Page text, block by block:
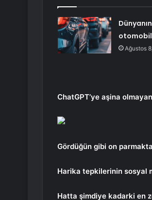
Ağustos
ChatGPT’ye aşina
Gördüğün gibi on
Harika tepkilerinin sosyal
Hatta şimdiye kadarki en